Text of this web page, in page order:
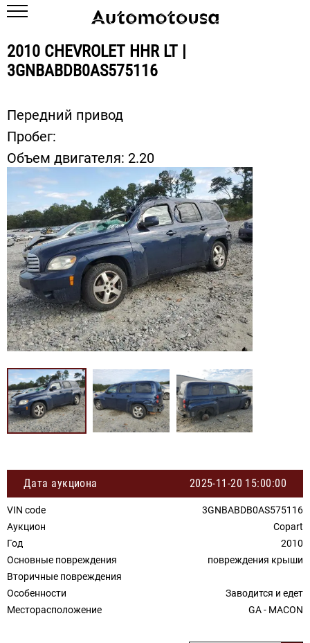
2010 CHEVROLET HHR LT |
3GNBABDB0AS575116
Передний привод
Пробег:
Объем двигателя: 2.20
Дата аукциона 2025-11-20 15:00:00
VIN code
3GNBABDB0AS575116
Аукцион
Copart
Год
2010
Основные повреждения
повреждения крыши
Вторичные повреждения
Особенности
Заводится и едет
Месторасположение
GA - MACON